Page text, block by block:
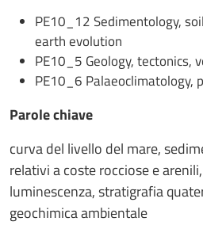
PE10_12 Sedimentology,
earth evolution
PE10_5 Geology, tectonics,
PE10_6 Palaeoclimatology,
Parole chiave
curva del livello del mare,
relativi a coste rocciose e
luminescenza, stratigrafia
geochimica ambientale